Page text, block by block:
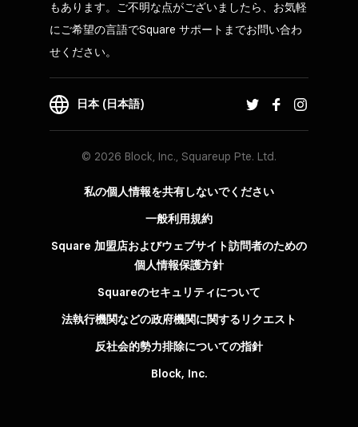
もあります。ご不明な点がございましたら、お気軽
にご希望の言語でSquare サポートまでお問い合わ
せください。
日本 (日本語)
© 2026 Block, Inc., Squareup Pte. Ltd.
私の個人情報を共有しないでください
一般利用規約
Square 加盟店およびウェブサイト訪問者の​ための​
個人情報保護方針​
Squareのセキュリティについて
法執行機関などの政府機関に関するリクエスト
反社会的勢力排除についての指針
Block, Inc.